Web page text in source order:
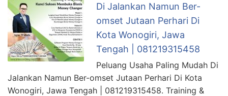
Di Jalankan Namun Ber-
omset Jutaan Perhari Di
Kota Wonogiri, Jawa
Tengah | 081219315458
Peluang Usaha Paling Mudah Di
Jalankan Namun Ber-omset Jutaan Perhari Di Kota
Wonogiri, Jawa Tengah | 081219315458. Training &